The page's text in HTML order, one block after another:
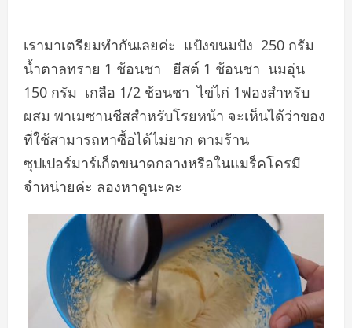
เรามาเตรียมทำกันเลยค่ะ​ แป้งขนมปัง​ 250​ กรัม​
น้ำตาลทราย​ 1​ ช้อนชา​ ยีสต์​ 1​ ช้อนชา​ นมอุ่น​
150​ กรัม​ เกลือ​ 1​/2​ ช้อนชา​ ไข่ไก่​ 1ฟองสำหรับ
ผสม พาเมซานชีสสำหรับโรยหน้า​ จะเห็นได้ว่าของ
ที่ใช้สามารถหาซื้อได้ไม่ยาก ตามร้าน
ซุปเปอร์มาร์เก็ตขนาดกลางหรือในแมร็คโครมี
จำหน่ายค่ะ ลองหาดูนะคะ